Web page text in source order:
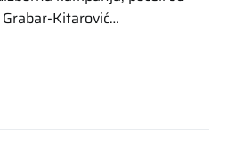
Kitarović…